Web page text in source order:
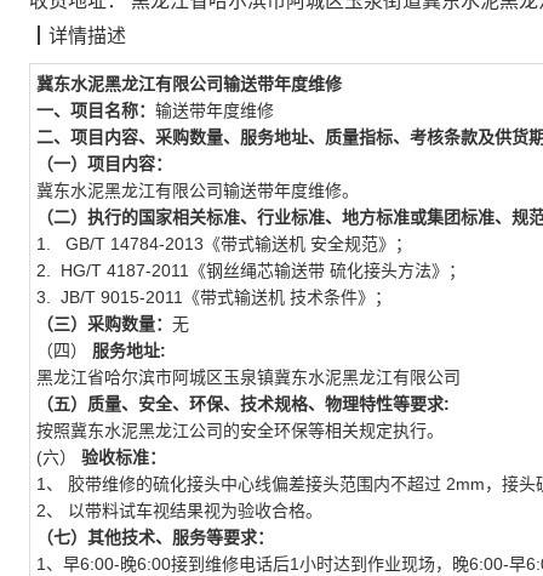
详情描述
冀东水泥黑龙江有限公司输送带年度维修
一、项目名称： 输送带年度维修
二、项目内容、采购数量、 服务地址、质量指标、考核条款及供货
（一）项目内容：
冀东水泥黑龙江有限公司输送带年度维修。
（二）执行的国家相关标准、行业标准、地方标准或集团标准、规
1. GB/T 14784-2013《带式输送机 安全规范》；
2. HG/T 4187-2011《钢丝绳芯输送带 硫化接头方法》；
3. JB/T 9015-2011《带式输送机 技术条件》；
（三）采购数量： 无
（四） 服务地址:
黑龙江省哈尔滨市阿城区玉泉镇冀东水泥黑龙江有限公司
（五）质量、安全、环保、技术规格、物理特性等要求:
按照冀东水泥黑龙江公司的安全环保等相关规定执行。
(六） 验收标准：
1、 胶带维修的硫化接头中心线偏差接头范围内不超过 2mm，接
2、 以带料试车视结果视为验收合格。
（七） 其他技术、服务等要求：
1、早6:00-晚6:00接到维修电话后1小时达到作业现场，晚6:00-早